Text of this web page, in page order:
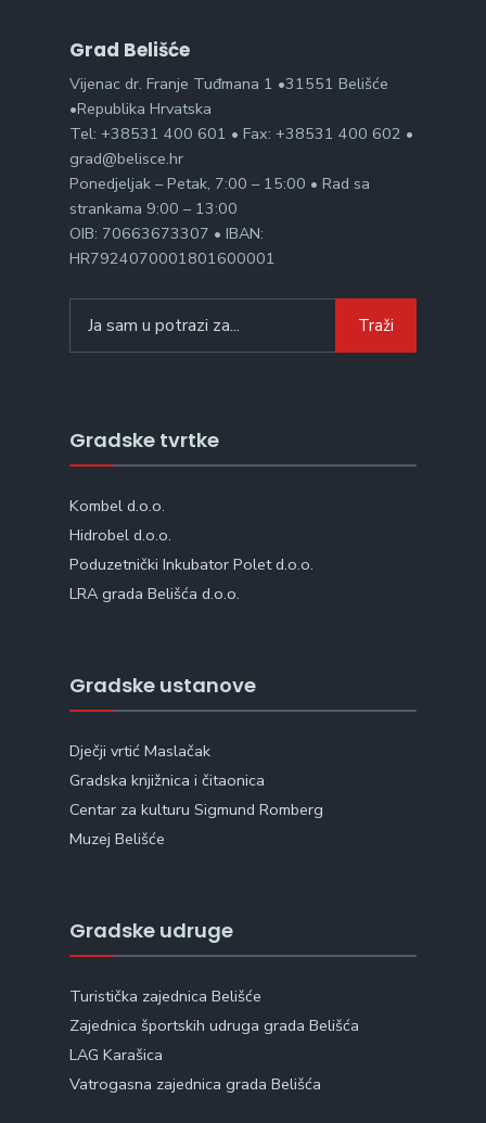
Grad Belišće
Vijenac dr. Franje Tuđmana 1 •31551 Belišće
•Republika Hrvatska
Tel: +38531 400 601 • Fax: +38531 400 602 •
grad@belisce.hr
Ponedjeljak – Petak, 7:00 – 15:00 • Rad sa
strankama 9:00 – 13:00
OIB: 70663673307 • IBAN:
HR7924070001801600001
for:
Traži
Gradske tvrtke
Kombel d.o.o.
Hidrobel d.o.o.
Poduzetnički Inkubator Polet d.o.o.
LRA grada Belišća d.o.o.
Gradske ustanove
Dječji vrtić Maslačak
Gradska knjižnica i čitaonica
Centar za kulturu Sigmund Romberg
Muzej Belišće
Gradske udruge
Turistička zajednica Belišće
Zajednica športskih udruga grada Belišća
LAG Karašica
Vatrogasna zajednica grada Belišća